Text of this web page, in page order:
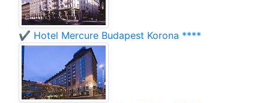
✔️ Hotel Mercure Budapest Korona ****